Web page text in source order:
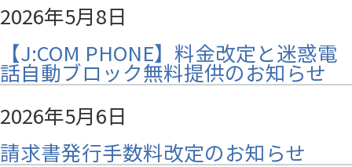
2026年5月8日
【J:COM PHONE】料金改定と迷惑電
話自動ブロック無料提供のお知らせ
2026年5月6日
請求書発行手数料改定のお知らせ